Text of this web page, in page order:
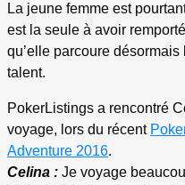
La jeune femme est
est la seule à avoir
qu’elle parcoure
talent.
PokerListings a rencontré
voyage, lors du récent
Adventure 2016.
Celina : Je voyage